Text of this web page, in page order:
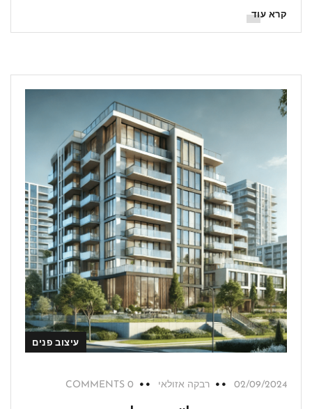
קרא עוד
עיצוב פנים
02/09/2024 רבקה אזולאי 0 COMMENTS